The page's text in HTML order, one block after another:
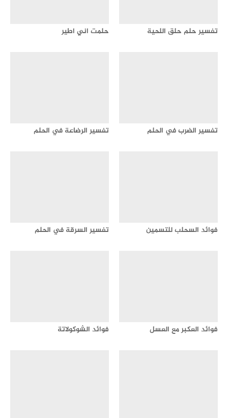
تفسير حلم حلق اللحية حلمت اني اطير
تفسير الضرب في الحلم تفسير الرضاعة في الحلم
فوائد السحلب للتسمين تفسير السرقة في الحلم
فوائد العكبر مع العسل فوائد الشوكولاتة